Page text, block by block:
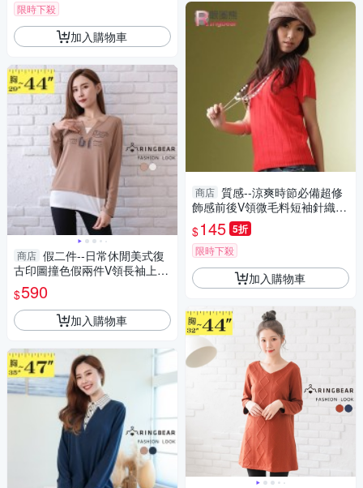
限時下殺
加入購物車
商店 假二件--日常休閒美式復
古印圖撞色假兩件V領長袖上衣
(咖.綠S-2L)-X592眼圈熊中大尺
碼
$590
加入購物車
商店 質感--涼爽時節必備超修
飾感前後V領微毛料短袖針織衫
(白、黑、紅、紫M-2L)-U14眼
圈熊中大尺碼
$145 5折
限時下殺
加入購物車